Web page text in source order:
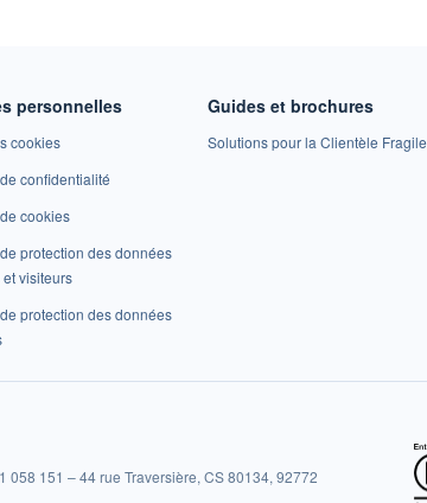
personnelles
cookies
confidentialité
cookies
protection des données
visiteurs
protection des données
Guides et brochures
Solutions pour la Clientèle Fragile
058 151 – 44 rue Traversière, CS 80134, 92772